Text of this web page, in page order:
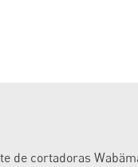
de cortadoras